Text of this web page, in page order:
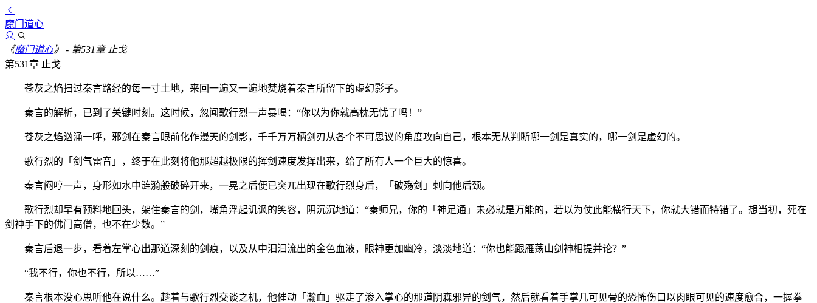
魔门道心
《魔门道心》
- 第531章 止戈
第531章 止戈
苍灰之焰扫过秦言路经的每一寸土地，来回一遍又一遍地焚烧着秦言所留下的虚幻影子。
秦言的解析，已到了关键时刻。这时候，忽闻歌行烈一声暴喝：“你以为你就高枕无忧了吗！”
苍灰之焰汹涌一呼，邪剑在秦言眼前化作漫天的剑影，千千万万柄剑刃从各个不可思议的角度攻向自己，根本无从判断哪一剑是真实的，哪一剑是虚幻的。
歌行烈的「剑气雷音」，终于在此刻将他那超越极限的挥剑速度发挥出来，给了所有人一个巨大的惊喜。
秦言闷哼一声，身形如水中涟漪般破碎开来，一晃之后便已突兀出现在歌行烈身后，「破殇剑」刺向他后颈。
歌行烈却早有预料地回头，架住秦言的剑，嘴角浮起讥讽的笑容，阴沉沉地道：“秦师兄，你的「神足通」未必就是万能的，若以为仗此能横行天下，你就大错而特错了。想当初，死在
剑神手下的佛门高僧，也不在少数。”
秦言后退一步，看着左掌心出那道深刻的剑痕，以及从中汩汩流出的金色血液，眼神更加幽冷，淡淡地道：“你也能跟雁荡山剑神相提并论？”
“我不行，你也不行，所以……”
秦言根本没心思听他在说什么。趁着与歌行烈交谈之机，他催动「瀚血」驱走了渗入掌心的那道阴森邪异的剑气，然后就看着手掌几可见骨的恐怖伤口以肉眼可见的速度愈合，一握拳